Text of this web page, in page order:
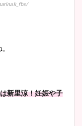
新里涼！妊娠や子